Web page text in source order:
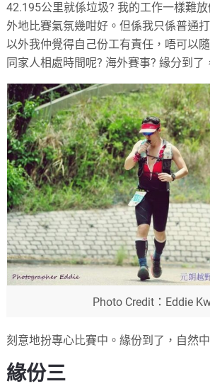
42.195公里就係垃圾? 我的工作一樣難
外地比賽氣氛幾咁好。但係我只係普通
以外我仲覺得自己份工有責任，唔可以
同家人相處時間呢? 海外賽事? 緣分到了
Photo Credit：Eddie
刻意地扮專心比賽中。緣份到了，自然中
緣份三